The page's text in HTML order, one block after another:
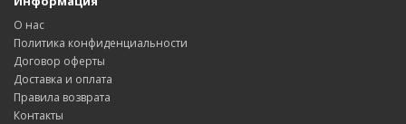
О нас
Политика конфиденциальности
Договор оферты
Доставка и оплата
Правила возврата
Контакты